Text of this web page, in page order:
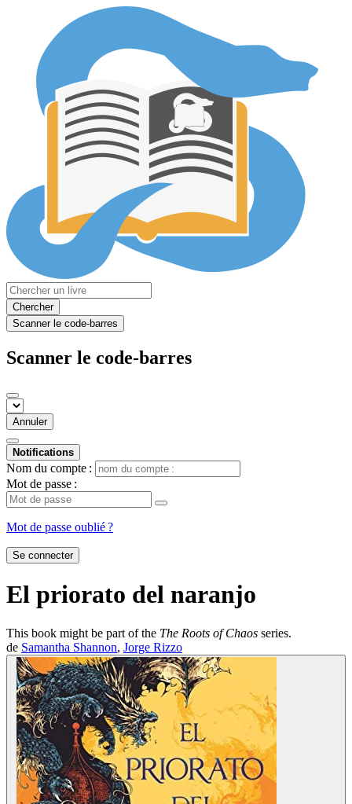
Chercher
Scanner le code-barres
Scanner le code-barres
Annuler
Notifications
Nom du compte :
Mot de passe :
Mot de passe oublié ?
Se connecter
El priorato del naranjo
This book might be part of the The Roots of Chaos series.
de Samantha Shannon, Jorge Rizzo